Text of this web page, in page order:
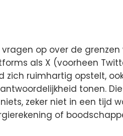
op over de
als X (voorheen
zich ruimhartig opstelt,
tonen. Die
zeker niet in een tijd
of